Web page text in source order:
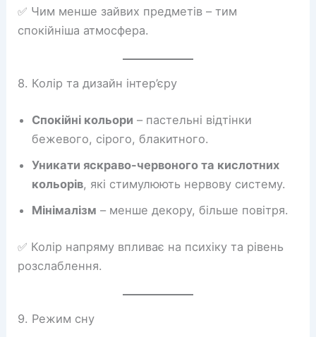
✅ Чим менше зайвих предметів – тим
спокійніша атмосфера.
8. Колір та дизайн інтер’єру
Спокійні кольори – пастельні відтінки
бежевого, сірого, блакитного.
Уникати яскраво-червоного та кислотних
кольорів, які стимулюють нервову систему.
Мінімалізм – менше декору, більше повітря.
✅ Колір напряму впливає на психіку та рівень
розслаблення.
9. Режим сну